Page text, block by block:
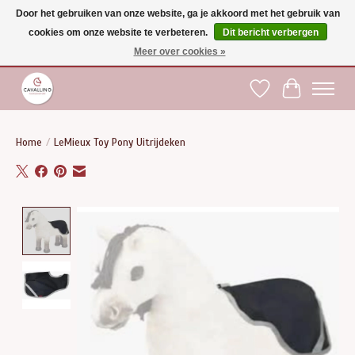
Gratis verzending vanaf €75 binnen BE - vanaf €100 naar EU | Voor 17:00 besteld is
dezelfde dag verzonden | Klantendienst: +32 (0)51 21 27 00 |
Verlanglijst
Home / LeMieux Toy Pony Uitrijdeken
Door het gebruiken van onze website, ga je akkoord met het gebruik van
cookies om onze website te verbeteren.
Dit bericht verbergen
Meer over cookies »